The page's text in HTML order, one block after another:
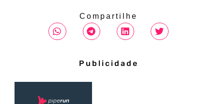
Compartilhe
Publicidade